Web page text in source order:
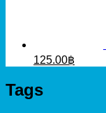
Original
150.00฿.
125.00฿
Tags